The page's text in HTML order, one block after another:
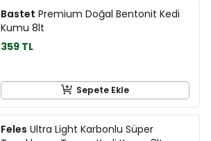
Bastet Premium Doğal Bentonit Kedi
Kumu 8lt
359 TL
Sepete Ekle
Feles Ultra Light Karbonlu Süper